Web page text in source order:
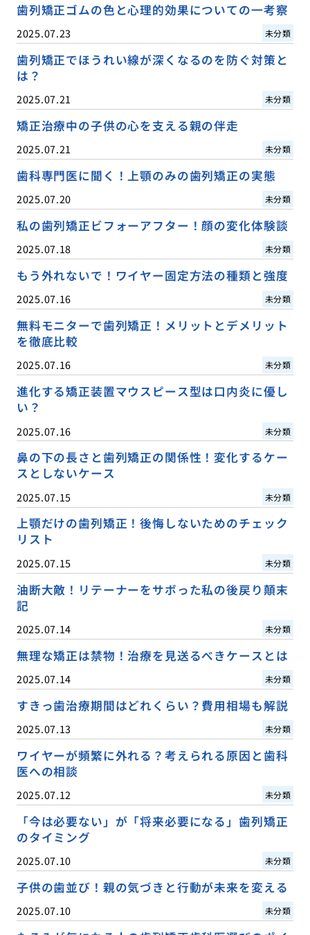
歯列矯正ゴムの色と心理的効果についての一考察
2025.07.23 未分類
歯列矯正でほうれい線が深くなるのを防ぐ対策と
は？
2025.07.21 未分類
矯正治療中の子供の心を支える親の伴走
2025.07.21 未分類
歯科専門医に聞く！上顎のみの歯列矯正の実態
2025.07.20 未分類
私の歯列矯正ビフォーアフター！顔の変化体験談
2025.07.18 未分類
もう外れないで！ワイヤー固定方法の種類と強度
2025.07.16 未分類
無料モニターで歯列矯正！メリットとデメリット
を徹底比較
2025.07.16 未分類
進化する矯正装置マウスピース型は口内炎に優し
い？
2025.07.16 未分類
鼻の下の長さと歯列矯正の関係性！変化するケー
スとしないケース
2025.07.15 未分類
上顎だけの歯列矯正！後悔しないためのチェック
リスト
2025.07.15 未分類
油断大敵！リテーナーをサボった私の後戻り顛末
記
2025.07.14 未分類
無理な矯正は禁物！治療を見送るべきケースとは
2025.07.14 未分類
すきっ歯治療期間はどれくらい？費用相場も解説
2025.07.13 未分類
ワイヤーが頻繁に外れる？考えられる原因と歯科
医への相談
2025.07.12 未分類
「今は必要ない」が「将来必要になる」歯列矯正
のタイミング
2025.07.10 未分類
子供の歯並び！親の気づきと行動が未来を変える
2025.07.10 未分類